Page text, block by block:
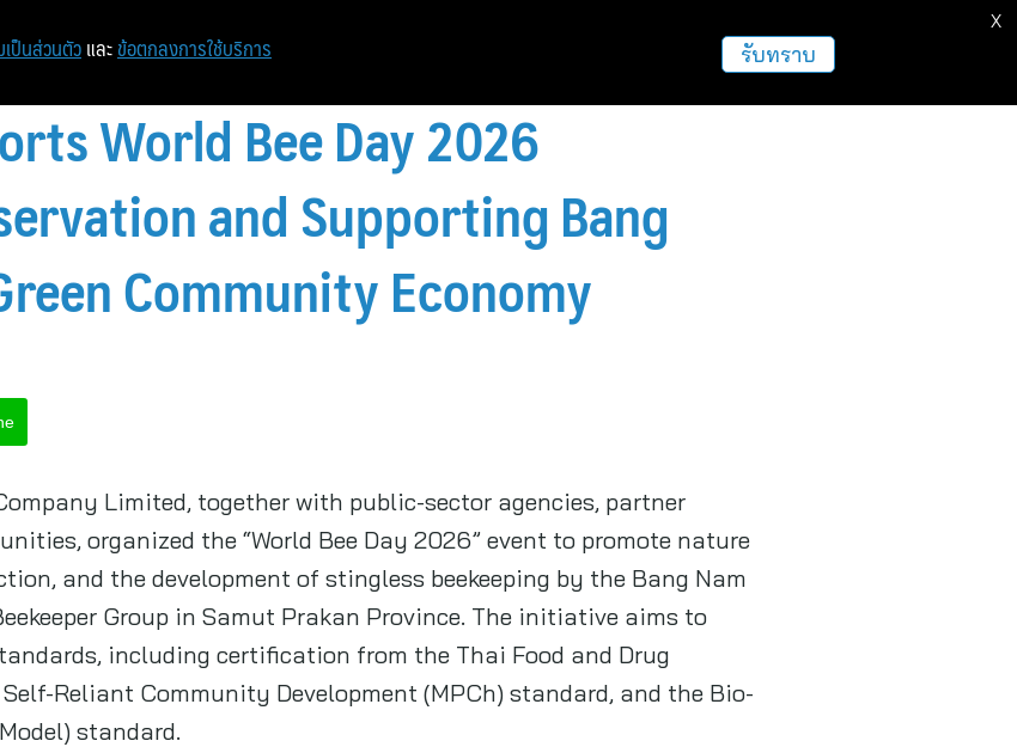
หน้าแรก ท่องเที่ยว ฝากข่าวประชาสัมพันธ์
World Bee Day 2026
and Supporting Bang
Community Economy
Limited, together with public-sector agencies, partner
organized the “World Bee Day 2026” event to promote nature
and the development of stingless beekeeping by the Bang Nam
Group in Samut Prakan Province. The initiative aims to
including certification from the Thai Food and Drug
Reliant Community Development (MPCh) standard, and the Bio-
standard.
เป็นส่วนตัว และ ข้อตกลงการใช้บริการ รับทราบ
X